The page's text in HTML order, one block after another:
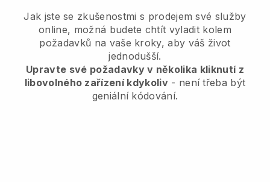
Jak jste se zkušenostmi s prodejem své služby
online, možná budete chtít vyladit kolem
požadavků na vaše kroky, aby váš život
jednodušší.
Upravte své požadavky v několika kliknutí z
libovolného zařízení kdykoliv- není třeba být
geniální kódování.